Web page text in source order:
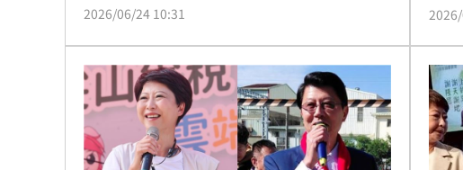
搶功收割，國民黨參選人李四川陣營更稱蘇巧慧
（24）日受訪回應，她在第一時間的臉書發文就
感謝了新北市政府團隊，「如果有些人沒有看到
的話，是比較可惜啦」。
2026/06/24 10:31
月底
稅運
蕉鳳
原本